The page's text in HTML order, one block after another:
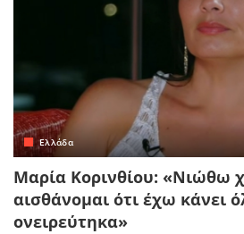
Ελλάδα
Μαρία Κορινθίου: «Νιώθω
αισθάνομαι ότι έχω κάνει
ονειρεύτηκα»